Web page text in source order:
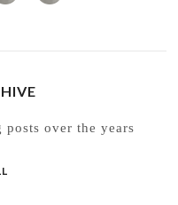
over the years